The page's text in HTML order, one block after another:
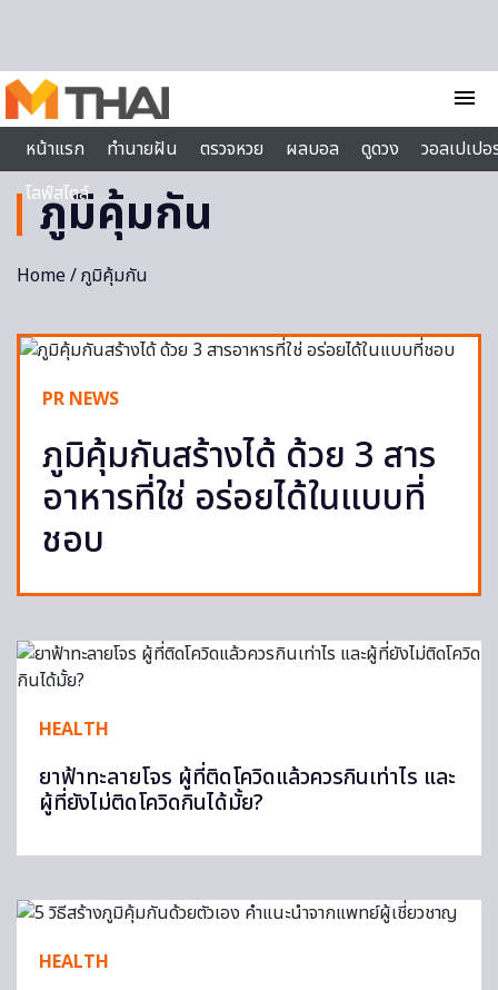
menu
หน้าแรก
ทำนายฝัน ตรวจหวย ผลบอล ดูดวง
วอลเปเป
ไลฟ์สไตล์
ภูมิคุ้มกัน
Home/ ภูมิคุ้มกัน
PR NEWS
ภูมิคุ้มกันสร้างได้ ด้วย 3 สาร
อาหารที่ใช่ อร่อยได้ในแบบที่
ชอบ
HEALTH
ยาฟ้าทะลายโจร ผู้ที่ติดโควิดแล้วควรกินเท่าไร และ
ผู้ที่ยังไม่ติดโควิดกินได้มั้ย?
HEALTH